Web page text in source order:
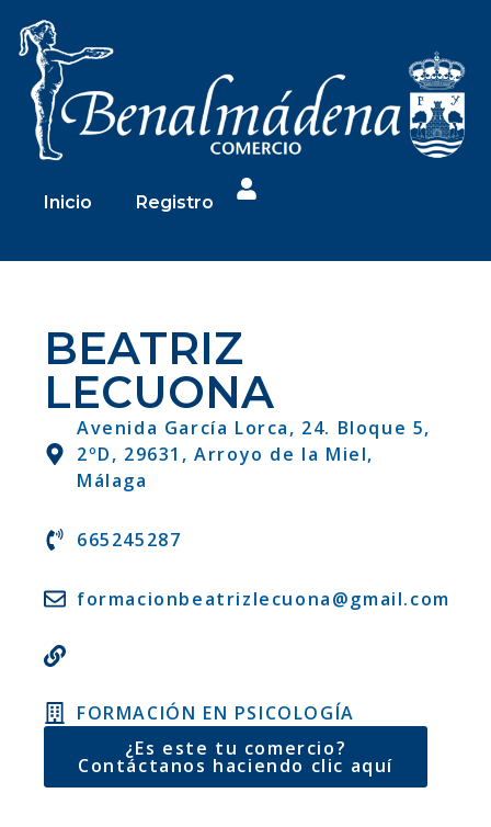
Inicio Registro
BEATRIZ
LECUONA
Avenida García Lorca, 24. Bloque 5,
2ºD, 29631, Arroyo de la Miel,
Málaga
665245287
formacionbeatrizlecuona@gmail.com
FORMACIÓN EN PSICOLOGÍA
¿Es este tu comercio?
Contáctanos haciendo clic aquí